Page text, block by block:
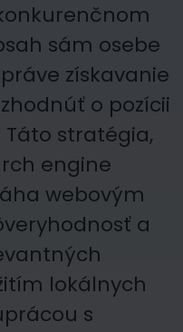
sám osebe
získavanie
o pozícii
stratégia,
engine
webovým
a
lokálnych
s